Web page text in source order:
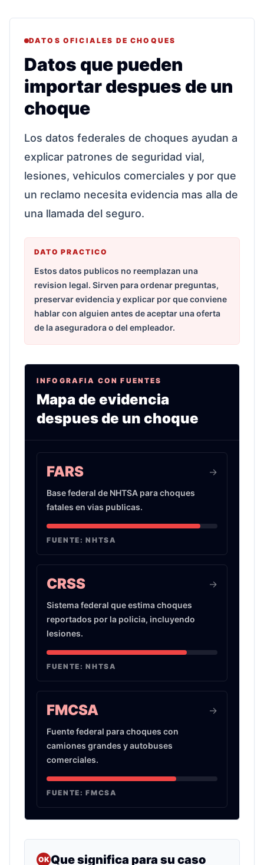
DATOS OFICIALES DE CHOQUES
Datos que pueden
importar despues de un
choque
Los datos federales de choques ayudan a
explicar patrones de seguridad vial,
lesiones, vehiculos comerciales y por que
un reclamo necesita evidencia mas alla de
una llamada del seguro.
DATO PRACTICO
Estos datos publicos no reemplazan una
revision legal. Sirven para ordenar preguntas,
preservar evidencia y explicar por que conviene
hablar con alguien antes de aceptar una oferta
de la aseguradora o del empleador.
INFOGRAFIA CON FUENTES
Mapa de evidencia
despues de un choque
FARS
Base federal de NHTSA para choques
fatales en vias publicas.
->
FUENTE:NHTSA
CRSS
Sistema federal que estima choques
reportados por la policia, incluyendo
lesiones.
->
FUENTE:NHTSA
FMCSA
Fuente federal para choques con
camiones grandes y autobuses
comerciales.
->
FUENTE:FMCSA
OKQue significa para su caso